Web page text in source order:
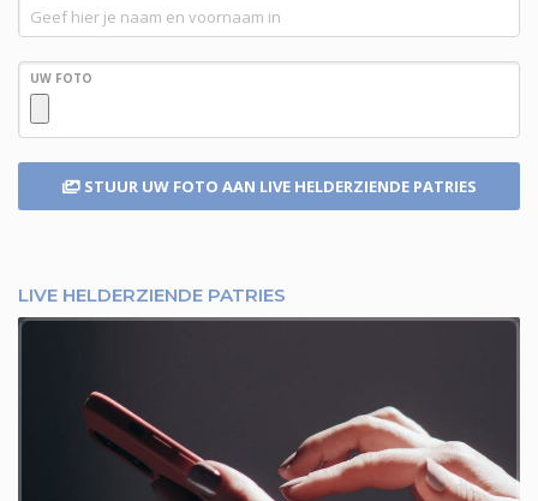
UW FOTO
STUUR UW FOTO AAN LIVE HELDERZIENDE PATRIES
LIVE HELDERZIENDE PATRIES